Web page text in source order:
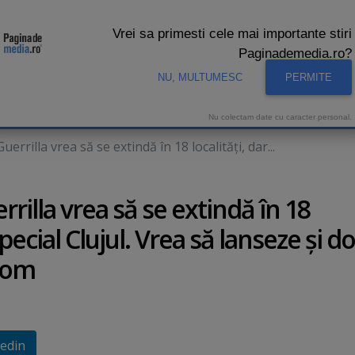
vrea să se extindă în 18 localităţi, dar...
vrea să se extindă în 18
Clujul. Vrea să lanseze şi
Vrei sa primesti cele mai importante stiri
Paginademedia.ro?
NU, MULTUMESC PERMITE
Nu colectam date cu caracter personal.